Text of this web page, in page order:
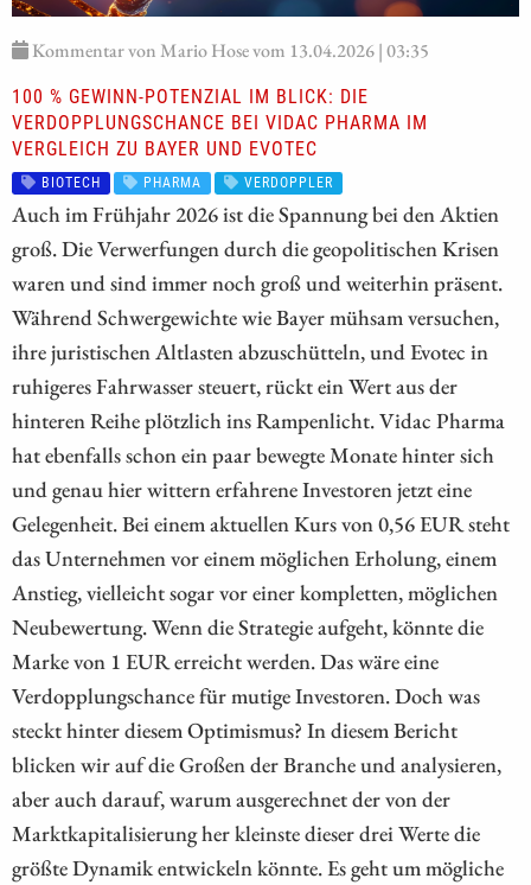
Kommentar von Mario Hose vom 13.04.2026 | 03:35
100 % GEWINN-POTENZIAL IM BLICK: DIE
VERDOPPLUNGSCHANCE BEI VIDAC PHARMA IM
VERGLEICH ZU BAYER UND EVOTEC
BIOTECH PHARMA VERDOPPLER
Auch im Frühjahr 2026 ist die Spannung bei den Aktien
groß. Die Verwerfungen durch die geopolitischen Krisen
waren und sind immer noch groß und weiterhin präsent.
Während Schwergewichte wie Bayer mühsam versuchen,
ihre juristischen Altlasten abzuschütteln, und Evotec in
ruhigeres Fahrwasser steuert, rückt ein Wert aus der
hinteren Reihe plötzlich ins Rampenlicht. Vidac Pharma
hat ebenfalls schon ein paar bewegte Monate hinter sich
und genau hier wittern erfahrene Investoren jetzt eine
Gelegenheit. Bei einem aktuellen Kurs von 0,56 EUR steht
das Unternehmen vor einem möglichen Erholung, einem
Anstieg, vielleicht sogar vor einer kompletten, möglichen
Neubewertung. Wenn die Strategie aufgeht, könnte die
Marke von 1 EUR erreicht werden. Das wäre eine
Verdopplungschance für mutige Investoren. Doch was
steckt hinter diesem Optimismus? In diesem Bericht
blicken wir auf die Großen der Branche und analysieren,
aber auch darauf, warum ausgerechnet der von der
Marktkapitalisierung her kleinste dieser drei Werte die
größte Dynamik entwickeln könnte. Es geht um mögliche